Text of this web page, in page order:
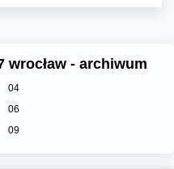
wrocław - archiwum
04
06
09